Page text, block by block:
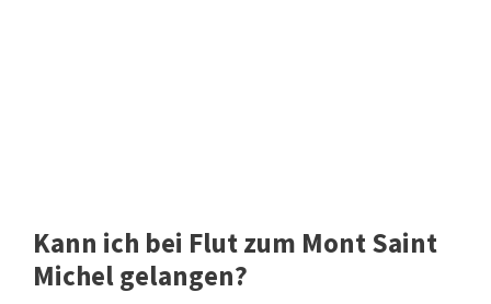
Kann ich bei Flut zum Mont Saint
Michel gelangen?